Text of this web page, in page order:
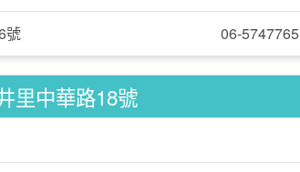
號 06-5747765
里中華路18號